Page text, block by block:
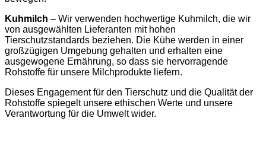
Kuhmilch – Wir verwenden hochwertige Kuhmilch, die wir
von ausgewählten Lieferanten mit hohen
Tierschutzstandards beziehen. Die Kühe werden in einer
großzügigen Umgebung gehalten und erhalten eine
ausgewogene Ernährung, so dass sie hervorragende
Rohstoffe für unsere Milchprodukte liefern.
Dieses Engagement für den Tierschutz und die Qualität der
Rohstoffe spiegelt unsere ethischen Werte und unsere
Verantwortung für die Umwelt wider.